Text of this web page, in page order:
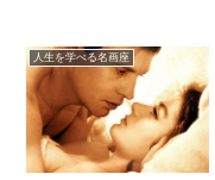
人生を学べる名画座